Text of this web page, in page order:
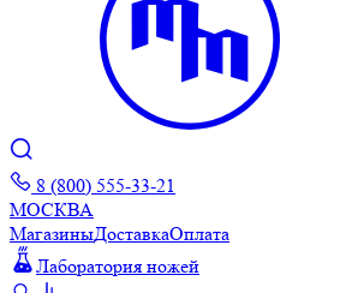
8 (800) 555-33-21
МОСКВА
МагазиныДоставкаОплата
Лаборатория ножей